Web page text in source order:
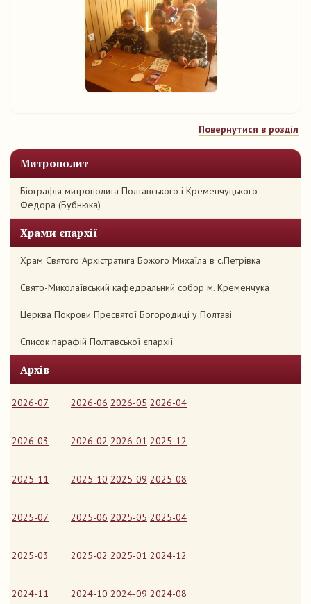
Митрополит
Біографія митрополита Полтавського і Кременчуцького
Федора (Бубнюка)
Храми єпархії
Храм Святого Архістратига Божого Михаїла в с.Петрівка
Свято-Миколаївський кафедральний собор м. Кременчука
Церква Покрови Пресвятої Богородиці у Полтаві
Список парафій Полтавської єпархії
Архів
2026-07 2026-06 2026-05 2026-04
2026-03 2026-02 2026-01 2025-12
2025-11 2025-10 2025-09 2025-08
2025-07 2025-06 2025-05 2025-04
2025-03 2025-02 2025-01 2024-12
2024-11 2024-10 2024-09 2024-08
Повернутися в розділ